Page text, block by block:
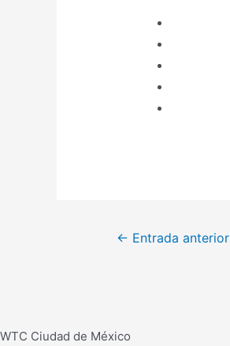
Navegación
← Entrada anterior
WTC Ciudad de México